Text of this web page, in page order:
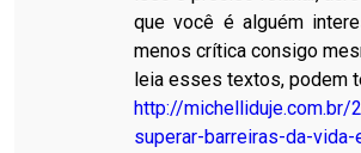
que você é alguém
menos crítica consigo
leia esses textos, podem
http://
superar-barreiras-da-vida-